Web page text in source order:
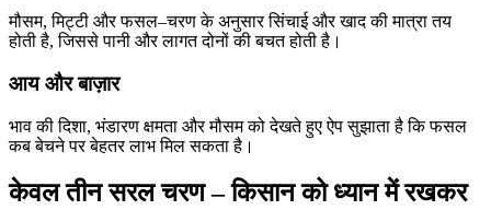
मौसम, मिट्टी और फसल–चरण के अनुसार सिंचाई और खाद की मात्रा तय
होती है, जिससे पानी और लागत दोनों की बचत होती है।
आय और बाज़ार
भाव की दिशा, भंडारण क्षमता और मौसम को देखते हुए ऐप सुझाता है कि फसल
कब बेचने पर बेहतर लाभ मिल सकता है।
केवल तीन सरल चरण –किसान को ध्यान में रखकर